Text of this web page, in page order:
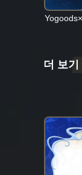
더 보기